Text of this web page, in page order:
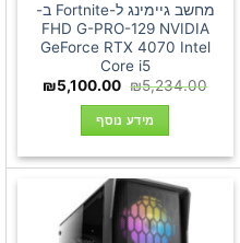
מחשב גיימינג ל-Fortnite ב-
FHD G-PRO-129 NVIDIA
GeForce RTX 4070 Intel
Core i5
₪5,234.00
המחיר
היה:
₪5,234.00.
₪5,100.00
המחיר
מידע נוסף